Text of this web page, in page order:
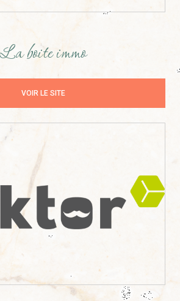
La boite immo
VOIR LE SITE